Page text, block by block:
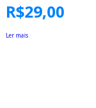
R$29,00
Ler mais